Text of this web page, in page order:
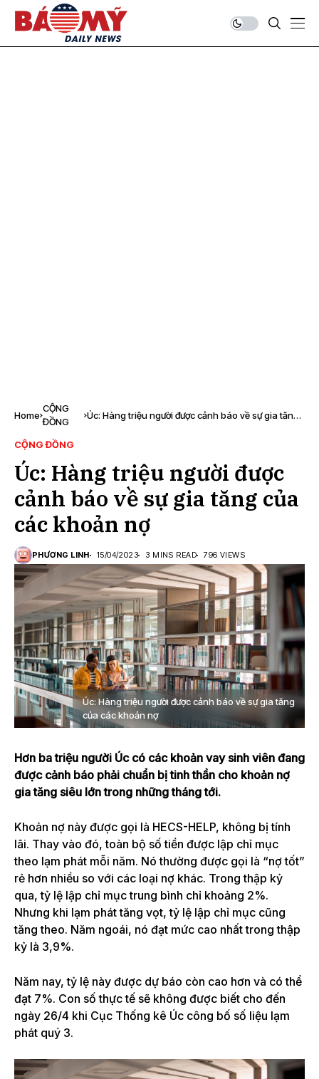
Home
CỘNG
ĐỒNG
Úc: Hàng triệu người được cảnh báo về sự gia tăng
CỘNG ĐỒNG
Úc: Hàng triệu người được
cảnh báo về sự gia tăng của
các khoản nợ
PHƯƠNG LINH 15/04/2023 3 MINS READ 796 VIEWS
Úc: Hàng triệu người được cảnh báo về sự gia tăng
của các khoản nợ
Hơn ba triệu người Úc có các khoản vay sinh viên đang
được cảnh báo phải chuẩn bị tinh thần cho khoản nợ
gia tăng siêu lớn trong những tháng tới.
Khoản nợ này được gọi là HECS-HELP, không bị tính
lãi. Thay vào đó, toàn bộ số tiền được lập chỉ mục
theo lạm phát mỗi năm. Nó thường được gọi là “nợ tốt”
rẻ hơn nhiều so với các loại nợ khác. Trong thập kỷ
qua, tỷ lệ lập chỉ mục trung bình chỉ khoảng 2%.
Nhưng khi lạm phát tăng vọt, tỷ lệ lập chỉ mục cũng
tăng theo. Năm ngoái, nó đạt mức cao nhất trong thập
kỷ là 3,9%.
Năm nay, tỷ lệ này được dự báo còn cao hơn và có thể
đạt 7%. Con số thực tế sẽ không được biết cho đến
ngày 26/4 khi Cục Thống kê Úc công bố số liệu lạm
phát quý 3.